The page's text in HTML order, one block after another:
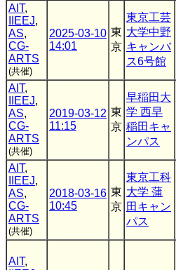
AIT,
IIEEJ,
AS,
CG-
ARTS
(共催)
2025-03-10
14:01
東
京
東京工芸
大学中野
キャンバ
ス6号館
AIT,
IIEEJ,
AS,
CG-
ARTS
(共催)
2019-03-12
11:15
東
京
早稲田大
学 西早
稲田キャ
ンパス
AIT,
IIEEJ,
AS,
CG-
ARTS
(共催)
2018-03-16
10:45
東
京
東京工科
大学 蒲
田キャン
パス
AIT,